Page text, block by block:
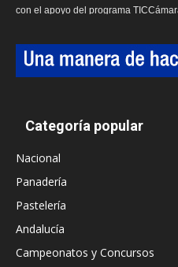
con el apoyo del programa
Categoría popular
Nacional
Panadería
Pastelería
Andalucía
Campeonatos y Concursos